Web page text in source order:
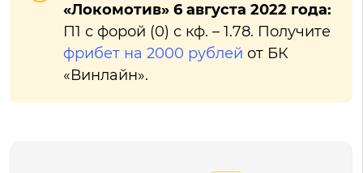
«Локомотив» 6 августа 2022 года:
П1 с форой (0) с кф. – 1.78. Получите
фрибет на 2000 рублей от БК
«Винлайн».